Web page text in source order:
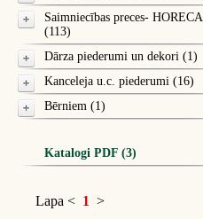
Saimniecības preces- HORECA
(113)
Dārza piederumi un dekori (1)
Kanceleja u.c. piederumi (16)
Bērniem (1)
Katalogi PDF (3)
Lapa < 1 >